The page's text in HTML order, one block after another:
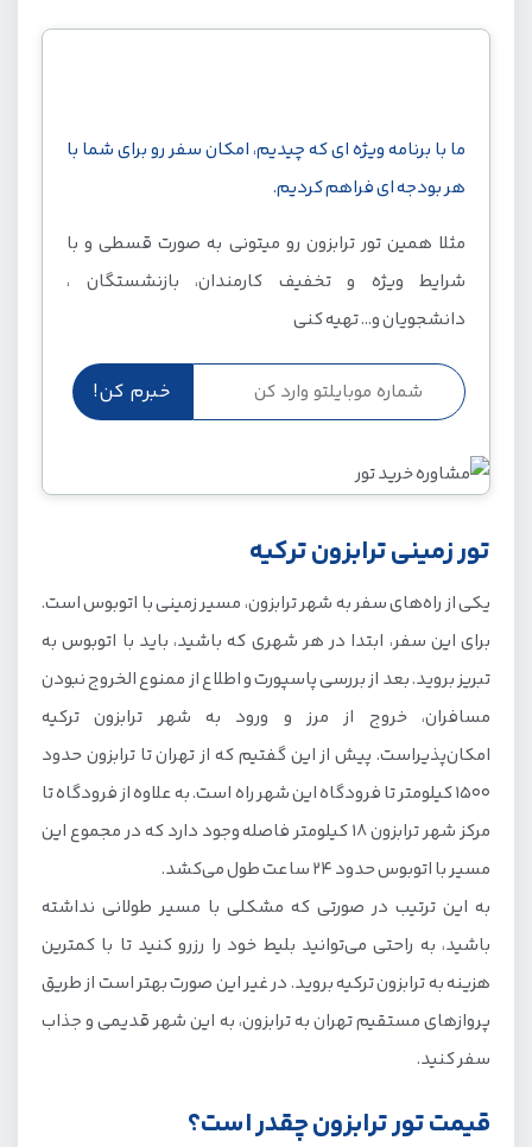
ما با برنامه ویژه ای که چیدیم، امکان سفر رو برای شما با
هر بودجه ای فراهم کردیم.
مثلا همین تور ترابزون رو میتونی به صورت قسطی و با
شرایط ویژه و تخفیف کارمندان، بازنشستگان ،
دانشجویان و... تهیه کنی
تور زمینی ترابزون ترکیه
یکی از راه‌های سفر به شهر ترابزون، مسیر زمینی با اتوبوس است.
برای این سفر، ابتدا در هر شهری که باشید، باید با اتوبوس به
تبریز بروید. بعد از بررسی پاسپورت و اطلاع از ممنوع الخروج نبودن
مسافران، خروج از مرز و ورود به شهر ترابزون ترکیه
امکان‌پذیراست. پیش از این گفتیم که از تهران تا ترابزون حدود
1500 کیلومتر تا فرودگاه این شهر راه است. به علاوه از فرودگاه تا
مرکز شهر ترابزون 18 کیلومتر فاصله وجود دارد که در مجموع این
مسیر با اتوبوس حدود 24 ساعت طول می‌کشد.
به این ترتیب در صورتی که مشکلی با مسیر طولانی نداشته
باشید، به راحتی می‌توانید بلیط خود را رزرو کنید تا با کمترین
هزینه به ترابزون ترکیه بروید. در غیر این صورت بهتر است از طریق
پروازهای مستقیم تهران به ترابزون، به این شهر قدیمی و جذاب
سفر کنید.
قیمت تور ترابزون چقدر است؟